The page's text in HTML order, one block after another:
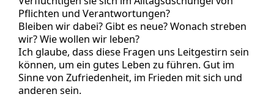
Pflichten und Verantwortungen?
Bleiben wir dabei? Gibt es neue? Wonach streben
wir? Wie wollen wir leben?
Ich glaube, dass diese Fragen uns Leitgestirn sein
können, um ein gutes Leben zu führen. Gut im
Sinne von Zufriedenheit, im Frieden mit sich und
anderen sein.